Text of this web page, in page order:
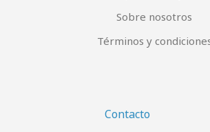
Sobre nosotros
Términos y
Contacto